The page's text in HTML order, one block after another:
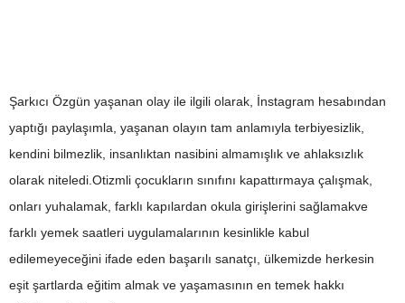
Şarkıcı Özgün yaşanan olay ile ilgili olarak, İnstagram hesabından
yaptığı paylaşımla, yaşanan olayın tam anlamıyla terbiyesizlik,
kendini bilmezlik, insanlıktan nasibini almamışlık ve ahlaksızlık
olarak niteledi.Otizmli çocukların sınıfını kapattırmaya çalışmak,
onları yuhalamak, farklı kapılardan okula girişlerini sağlamakve
farklı yemek saatleri uygulamalarının kesinlikle kabul
edilemeyeceğini ifade eden başarılı sanatçı, ülkemizde herkesin
eşit şartlarda eğitim almak ve yaşamasının en temek hakkı